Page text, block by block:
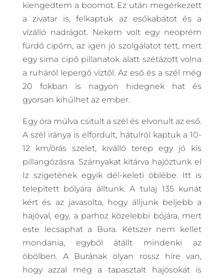
kiengedtem a boomot. Ez után megérkezett
a zivatar is, felkaptuk az esőkabátot és a
vízálló nadrágot. Nekem volt egy neoprém
fürdő cipőm, az igen jó szolgálatot tett, mert
egy sima cipő pillanatok alatt szétázott volna
a ruháról lepergő víztől. Az eső és a szél még
20 fokban is nagyon hidegnek hat és
gyorsan kihűlhet az ember.
Egy óra múlva csitult a szél és elvonult az eső.
A szél iránya is elfordult, hátulról kaptuk a 10-
12 km/órás szelet, kiválló terep egy jó kis
pillangózásra. Szárnyakat kitárva hajóztunk el
Iz szigetének egyik dél-keleti öblébe. Itt is
telepített bólyára álltunk. A tulaj 135 kunát
kért és az javasolta, hogy álljunk beljebb a
hajóval, egy, a parhoz közelebbi bójára, mert
este lecsaphat a Bura. Kétszer nem kellet
mondania, egyből átállt mindenki az
öbölben. A Burának olyan rossz híre van,
hogy azzal még a tapasztalt hajósokat is